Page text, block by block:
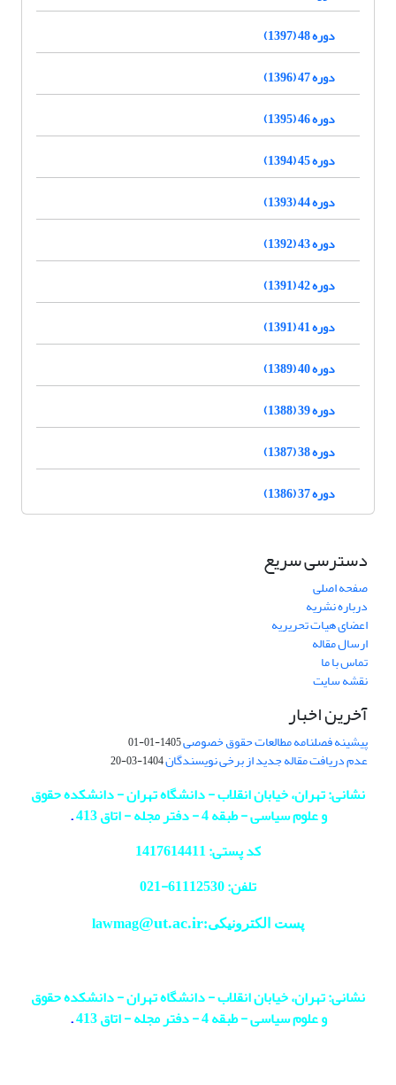
دوره 48 (1397)
دوره 47 (1396)
دوره 46 (1395)
دوره 45 (1394)
دوره 44 (1393)
دوره 43 (1392)
دوره 42 (1391)
دوره 41 (1391)
دوره 40 (1389)
دوره 39 (1388)
دوره 38 (1387)
دوره 37 (1386)
دسترسی سریع
صفحه اصلی
درباره نشریه
اعضای هیات تحریریه
ارسال مقاله
تماس با ما
نقشه سایت
آخرین اخبار
پیشینه فصلنامه مطالعات حقوق خصوصی1405-01-01
عدم دریافت مقاله جدید از برخی نویسندگان1404-03-20
نشانی: تهران، خیابان انقلاب - دانشگاه تهران - دانشکده حقوق
و علوم سیاسی - طبقه 4 - دفتر مجله - اتاق 413
.
کد پستی: 1417614411
تلفن: 61112530-
021
پست الکترونیکی:lawmag@ut.ac.ir
نشانی: تهران، خیابان انقلاب - دانشگاه تهران - دانشکده حقوق
و علوم سیاسی - طبقه 4 - دفتر مجله - اتاق 413
.